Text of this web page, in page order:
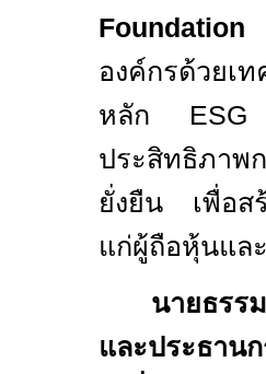
องค์กรด้วยเ
หลัก
ประสิทธิภาพ
ยั่งยืน เพื่อส
แก่ผู้ถือหุ้นแล
นายธร
และประธาน